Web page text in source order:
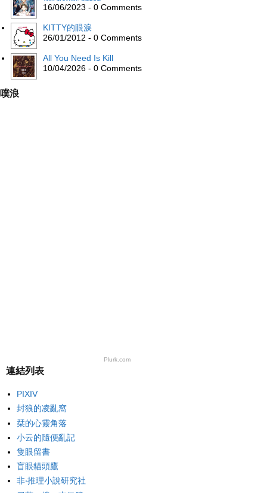
16/06/2023 - 0 Comments
KITTY的眼淚
26/01/2012 - 0 Comments
All You Need Is Kill
10/04/2026 - 0 Comments
噗浪
Plurk.com
連結列表
PIXIV
封狼的凌亂窩
栞的心靈角落
小云的隨便亂記
隻眼留書
盲眼貓頭鷹
非‧推理小說研究社